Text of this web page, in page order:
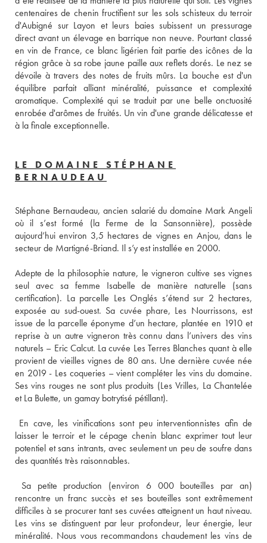
centenaires de chenin fructifient sur les sols schisteux du terroir
d'Aubigné sur Layon et leurs baies subissent un pressurage
direct avant un élevage en barrique non neuve. Pourtant classé
en vin de France, ce blanc ligérien fait partie des icônes de la
région grâce à sa robe jaune paille aux reflets dorés. Le nez se
dévoile à travers des notes de fruits mûrs. La bouche est d'un
équilibre parfait alliant minéralité, puissance et complexité
aromatique. Complexité qui se traduit par une belle onctuosité
enrobée d'arômes de fruités. Un vin d'une grande délicatesse et
à la finale exceptionnelle.
LE DOMAINE STÉPHANE
BERNAUDEAU
Stéphane Bernaudeau, ancien salarié du domaine Mark Angeli
où il s’est formé (la Ferme de la Sansonnière), possède
aujourd’hui environ 3,5 hectares de vignes en Anjou, dans le
Adepte de la philosophie nature, le vigneron cultive ses vignes
seul avec sa femme Isabelle de manière naturelle (sans
certification). La parcelle Les Onglés s’étend sur 2 hectares,
exposée au sud-ouest. Sa cuvée phare, Les Nourrissons, est
issue de la parcelle éponyme d’un hectare, plantée en 1910 et
reprise à un autre vigneron très connu dans l’univers des vins
naturels – Eric Calcut. La cuvée Les Terres Blanches quant à elle
provient de vieilles vignes de 80 ans. Une dernière cuvée née
en 2019 - Les coqueries – vient compléter les vins du domaine.
Ses vins rouges ne sont plus produits (Les Vrilles, La Chantelée
En cave, les vinifications sont peu interventionnistes afin de
laisser le terroir et le cépage chenin blanc exprimer tout leur
potentiel et sans intrants, avec seulement un peu de soufre dans
Sa petite production (environ 6 000 bouteilles par an)
rencontre un franc succès et ses bouteilles sont extrêmement
difficiles à se procurer tant ses cuvées atteignent un haut niveau.
Les vins se distinguent par leur profondeur, leur énergie, leur
minéralité. Nous vous recommandons chaudement les vins de